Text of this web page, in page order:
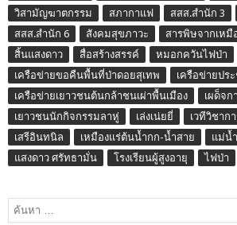
วิสามัญฆาตกรรม
สภากาแฟ สสส.สำนัก 3
สสส.สำนัก 6
สังคมสุขภาวะ
สารพิษจากเหมื
สิ้นแสงดาว
สื่อสร้างสรรค์ หมอกควันไฟป่า
เครือข่ายขอคืนพื้นที่ป่าดอยสุเทพ
เครือข่ายปร
เครือข่ายเยาวชนต้นกล้าชนเผ่าพื้นเมือง
เผด็จก
เยาวชนนักกิจกรรมลาหู่
เล่งเน่ยยี่
เวทีวิชาก
เสรีอินทนิล
เหมืองแร่ต้นน้ำกก-น้ำสาย แม่น้
แสงดาว ศรัทธามั่น
โรงเรียนผู้สูงอายุ ไฟป่า